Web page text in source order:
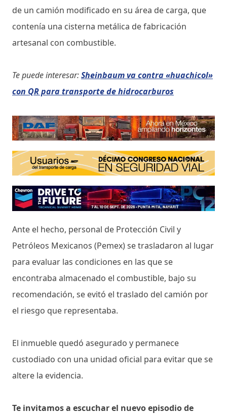
de un camión modificado en su área de carga, que
contenía una cisterna metálica de fabricación
artesanal con combustible.
Te puede interesar:Sheinbaum va contra «huachicol»
con QR para transporte de hidrocarburos
Ante el hecho, personal de Protección Civil y
Petróleos Mexicanos (Pemex) se trasladaron al lugar
para evaluar las condiciones en las que se
encontraba almacenado el combustible, bajo su
recomendación, se evitó el traslado del camión por
el riesgo que representaba.
El inmueble quedó asegurado y permanece
custodiado con una unidad oficial para evitar que se
altere la evidencia.
Te invitamos a escuchar el nuevo episodio de